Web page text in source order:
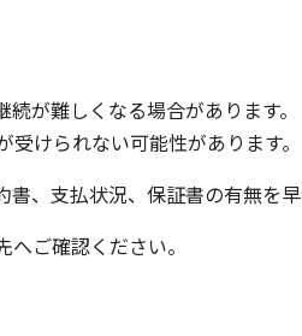
が難しくなる場合があります
けられない可能性があります。
、支払状況、保証書の有無を
ご確認ください。